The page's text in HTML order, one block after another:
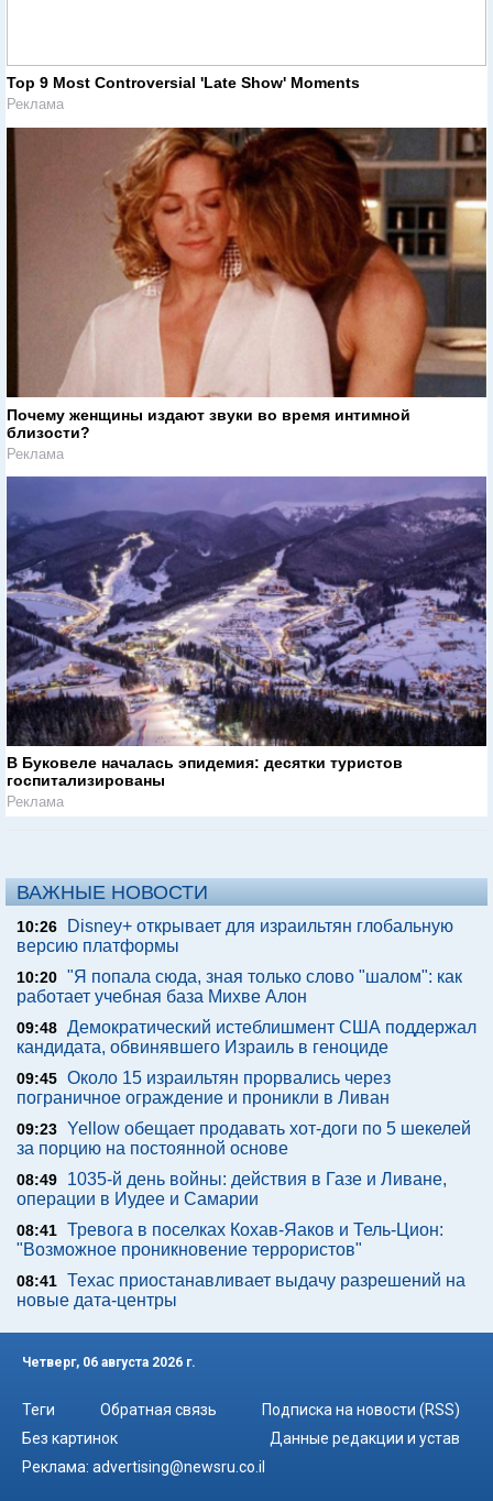
Top 9 Most Controversial 'Late Show' Moments
Реклама
Почему женщины издают звуки во время интимной
близости?
Реклама
В Буковеле началась эпидемия: десятки туристов
госпитализированы
Реклама
ВАЖНЫЕ НОВОСТИ
10:26
Disney+ открывает для израильтян глобальную
версию платформы
10:20 "Я попала сюда, зная только слово "шалом": как
работает учебная база Михве Алон
09:48 Демократический истеблишмент США поддержал
кандидата, обвинявшего Израиль в геноциде
09:45 Около 15 израильтян прорвались через
пограничное ограждение и проникли в Ливан
09:23 Yellow обещает продавать хот-доги по 5 шекелей
за порцию на постоянной основе
08:49
1035-й день войны: действия в Газе и Ливане,
операции в Иудее и Самарии
08:41 Тревога в поселках Кохав-Яаков и Тель-Цион:
"Возможное проникновение террористов"
08:41 Техас приостанавливает выдачу разрешений на
новые дата-центры
Четверг, 06 августа 2026 г.
Теги Обратная связь
Подписка на новости (RSS)
Без картинок
Данные редакции и устав
Реклама: advertising@newsru.co.il